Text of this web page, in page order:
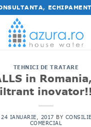
TEHNICI DE TRATARE
in
24 IANUARIE, 2017 BY
COMERCIAL